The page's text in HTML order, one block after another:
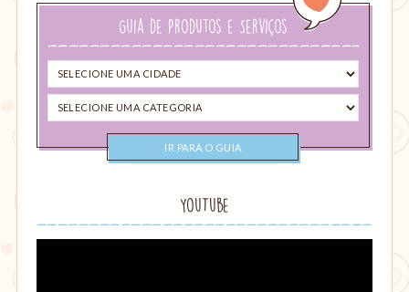
Guia de Produtos e Serviços
Selecione
uma
cidade
Selecione
uma
YouTube